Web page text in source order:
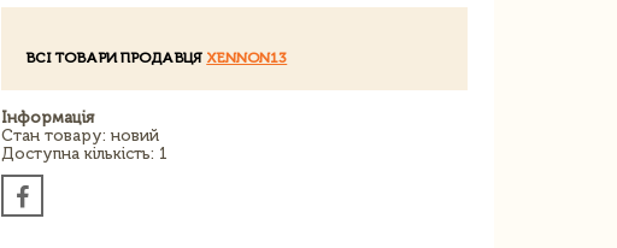
ВСІ ТОВАРИ ПРОДАВЦЯ XENNON13
Інформація
Стан товару: новий
Доступна кількість: 1